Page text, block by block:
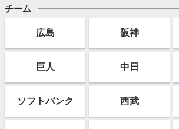
チーム
広島 阪神
巨人 中日
ソフトバンク 西武